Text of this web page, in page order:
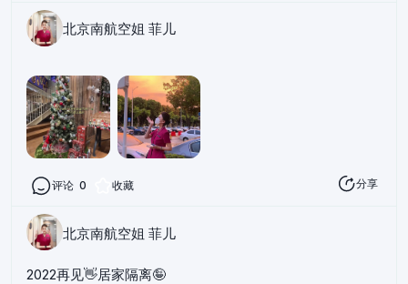
北京南航空姐 菲儿
评论 0 收藏 分享
北京南航空姐 菲儿
2022再见👋居家隔离🤪